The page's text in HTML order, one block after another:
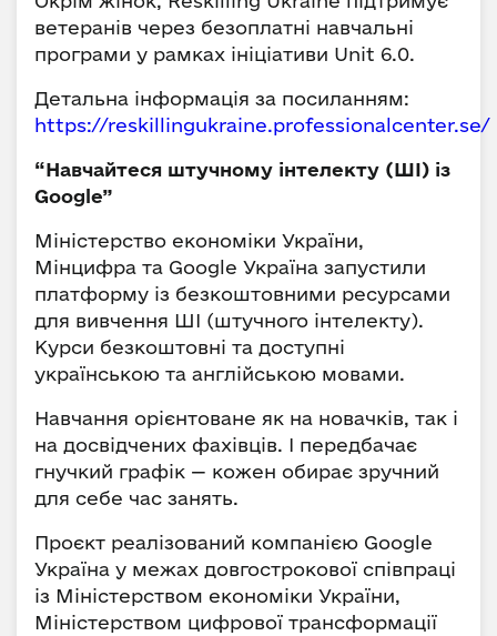
ветеранів через безоплатні навчальні
програми у рамках ініціативи Unit 6.0.
Детальна інформація за посиланням:
https://reskillingukraine.professionalcenter.se/
“Навчайтеся штучному інтелекту (ШІ) із
Google”
Міністерство економіки України,
Мінцифра та Google Україна запустили
платформу із безкоштовними ресурсами
для вивчення ШІ (штучного інтелекту).
Курси безкоштовні та доступні
українською та англійською мовами.
Навчання орієнтоване як на новачків, так і
на досвідчених фахівців. І передбачає
гнучкий графік — кожен обирає зручний
для себе час занять.
Проєкт реалізований компанією Google
Україна у межах довгострокової співпраці
із Міністерством економіки України,
Міністерством цифрової трансформації